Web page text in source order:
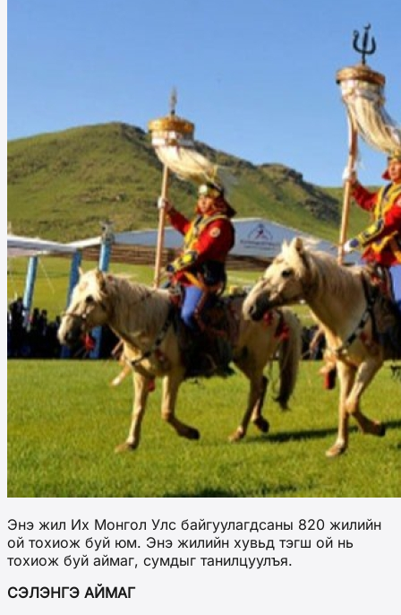
Энэ жил Их Монгол Улс байгуулагдсаны 820 жилийн
ой тохиож буй юм. Энэ жилийн хувьд тэгш ой нь
тохиож буй аймаг, сумдыг танилцуулъя.
СЭЛЭНГЭ АЙМАГ